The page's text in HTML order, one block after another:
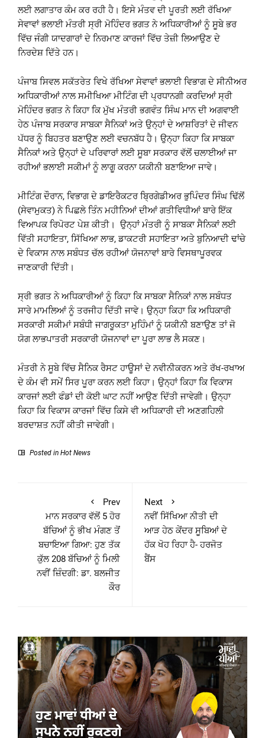
ਲਈ ਲਗਾਤਾਰ ਕੰਮ ਕਰ ਰਹੀ ਹੈ। ਇਸੇ ਮੰਤਵ ਦੀ ਪੂਰਤੀ ਲਈ ਰੱਖਿਆ
ਸੇਵਾਵਾਂ ਭਲਾਈ ਮੰਤਰੀ ਸ੍ਰੀ ਮੋਹਿੰਦਰ ਭਗਤ ਨੇ ਅਧਿਕਾਰੀਆਂ ਨੂੰ ਸੂਬੇ ਭਰ
ਵਿੱਚ ਜੰਗੀ ਯਾਦਗਾਰਾਂ ਦੇ ਨਿਰਮਾਣ ਕਾਰਜਾਂ ਵਿੱਚ ਤੇਜ਼ੀ ਲਿਆਉਣ ਦੇ
ਨਿਰਦੇਸ਼ ਦਿੱਤੇ ਹਨ।
ਪੰਜਾਬ ਸਿਵਲ ਸਕੱਤਰੇਤ ਵਿਖੇ ਰੱਖਿਆ ਸੇਵਾਵਾਂ ਭਲਾਈ ਵਿਭਾਗ ਦੇ ਸੀਨੀਅਰ
ਅਧਿਕਾਰੀਆਂ ਨਾਲ ਸਮੀਖਿਆ ਮੀਟਿੰਗ ਦੀ ਪ੍ਰਧਾਨਗੀ ਕਰਦਿਆਂ ਸ੍ਰੀ
ਮੋਹਿੰਦਰ ਭਗਤ ਨੇ ਕਿਹਾ ਕਿ ਮੁੱਖ ਮੰਤਰੀ ਭਗਵੰਤ ਸਿੰਘ ਮਾਨ ਦੀ ਅਗਵਾਈ
ਹੇਠ ਪੰਜਾਬ ਸਰਕਾਰ ਸਾਬਕਾ ਸੈਨਿਕਾਂ ਅਤੇ ਉਨ੍ਹਾਂ ਦੇ ਆਸ਼ਰਿਤਾਂ ਦੇ ਜੀਵਨ
ਪੱਧਰ ਨੂੰ ਬਿਹਤਰ ਬਣਾਉਣ ਲਈ ਵਚਨਬੱਧ ਹੈ। ਉਨ੍ਹਾ ਕਿਹਾ ਕਿ ਸਾਬਕਾ
ਸੈਨਿਕਾਂ ਅਤੇ ਉਨ੍ਹਾਂ ਦੇ ਪਰਿਵਾਰਾਂ ਲਈ ਸੂਬਾ ਸਰਕਾਰ ਵੱਲੋਂ ਚਲਾਈਆਂ ਜਾ
ਰਹੀਆਂ ਭਲਾਈ ਸਕੀਮਾਂ ਨੂੰ ਲਾਗੂ ਕਰਨਾ ਯਕੀਨੀ ਬਣਾਇਆ ਜਾਵੇ।
ਮੀਟਿੰਗ ਦੌਰਾਨ, ਵਿਭਾਗ ਦੇ ਡਾਇਰੈਕਟਰ ਬ੍ਰਿਗੇਡੀਅਰ ਭੁਪਿੰਦਰ ਸਿੰਘ ਢਿੱਲੋਂ
(ਸੇਵਾਮੁਕਤ) ਨੇ ਪਿਛਲੇ ਤਿੰਨ ਮਹੀਨਿਆਂ ਦੀਆਂ ਗਤੀਵਿਧੀਆਂ ਬਾਰੇ ਇੱਕ
ਵਿਆਪਕ ਰਿਪੋਰਟ ਪੇਸ਼ ਕੀਤੀ। ਉਨ੍ਹਾਂ ਮੰਤਰੀ ਨੂੰ ਸਾਬਕਾ ਸੈਨਿਕਾਂ ਲਈ
ਵਿੱਤੀ ਸਹਾਇਤਾ, ਸਿੱਖਿਆ ਲਾਭ, ਡਾਕਟਰੀ ਸਹਾਇਤਾ ਅਤੇ ਬੁਨਿਆਦੀ ਢਾਂਚੇ
ਦੇ ਵਿਕਾਸ ਨਾਲ ਸਬੰਧਤ ਚੱਲ ਰਹੀਆਂ ਯੋਜਨਾਵਾਂ ਬਾਰੇ ਵਿਸਥਾਪੂਰਵਕ
ਜਾਣਕਾਰੀ ਦਿੱਤੀ।
ਸ੍ਰੀ ਭਗਤ ਨੇ ਅਧਿਕਾਰੀਆਂ ਨੂੰ ਕਿਹਾ ਕਿ ਸਾਬਕਾ ਸੈਨਿਕਾਂ ਨਾਲ ਸਬੰਧਤ
ਸਾਰੇ ਮਾਮਲਿਆਂ ਨੂੰ ਤਰਜੀਹ ਦਿੱਤੀ ਜਾਵੇ। ਉਨ੍ਹਾ ਕਿਹਾ ਕਿ ਅਧਿਕਾਰੀ
ਸਰਕਾਰੀ ਸਕੀਮਾਂ ਸਬੰਧੀ ਜਾਗਰੂਕਤਾ ਮੁਹਿੰਮਾਂ ਨੂੰ ਯਕੀਨੀ ਬਣਾਉਣ ਤਾਂ ਜੋ
ਯੋਗ ਲਾਭਪਾਤਰੀ ਸਰਕਾਰੀ ਯੋਜਨਾਵਾਂ ਦਾ ਪੂਰਾ ਲਾਭ ਲੈ ਸਕਣ।
ਮੰਤਰੀ ਨੇ ਸੂਬੇ ਵਿੱਚ ਸੈਨਿਕ ਰੈਸਟ ਹਾਊਸਾਂ ਦੇ ਨਵੀਨੀਕਰਨ ਅਤੇ ਰੱਖ-ਰਖਾਅ
ਦੇ ਕੰਮ ਵੀ ਸਮੇਂ ਸਿਰ ਪੂਰਾ ਕਰਨ ਲਈ ਕਿਹਾ। ਉਨ੍ਹਾਂ ਕਿਹਾ ਕਿ ਵਿਕਾਸ
ਕਾਰਜਾਂ ਲਈ ਫੰਡਾਂ ਦੀ ਕੋਈ ਘਾਟ ਨਹੀਂ ਆਉਣ ਦਿੱਤੀ ਜਾਵੇਗੀ। ਉਨ੍ਹਾ
ਕਿਹਾ ਕਿ ਵਿਕਾਸ ਕਾਰਜਾਂ ਵਿੱਚ ਕਿਸੇ ਵੀ ਅਧਿਕਾਰੀ ਦੀ ਅਣਗਹਿਲੀ
ਬਰਦਾਸ਼ਤ ਨਹੀਂ ਕੀਤੀ ਜਾਵੇਗੀ।
Posted in Hot News
Prev
ਮਾਨ ਸਰਕਾਰ ਵੱਲੋਂ 5 ਹੋਰ
ਬੱਚਿਆਂ ਨੂੰ ਭੀਖ ਮੰਗਣ ਤੋਂ
ਬਚਾਇਆ ਗਿਆ: ਹੁਣ ਤੱਕ
ਕੁੱਲ 208 ਬੱਚਿਆਂ ਨੂੰ ਮਿਲੀ
ਨਵੀਂ ਜ਼ਿੰਦਗੀ: ਡਾ. ਬਲਜੀਤ
ਕੌਰ
Next
ਨਵੀਂ ਸਿੱਖਿਆ ਨੀਤੀ ਦੀ
ਆੜ ਹੇਠ ਕੇਂਦਰ ਸੂਬਿਆਂ ਦੇ
ਹੱਕ ਖੋਹ ਰਿਹਾ ਹੈ- ਹਰਜੋਤ
ਬੈਂਸ